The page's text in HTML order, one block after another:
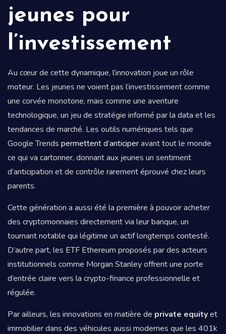
jeunes pour
l’investissement
Au cœur de cette dynamique, l’innovation joue un rôle
moteur. Les jeunes ne voient pas l’investissement comme
une corvée monotone, mais comme une aventure
technologique, un jeu de stratégie informé par la data et les
tendances de marché. Les outils numériques tels que
Google Trends permettent d’anticiperavant tout le monde
ce qui va cartonner, donnant aux jeunes un sentiment
d’anticipation et de contrôle rarement éprouvé chez leurs
parents.
Cette génération a aussi été la première à pouvoir acheter
des cryptomonnaies directement via leur banque, un
tournant notable qui légitime un actif longtemps contesté.
D’autre part, les ETF Ethereum proposés par des acteurs
institutionnels comme Morgan Stanley offrent une porte
d’entrée claire vers la crypto-finance professionnelle et
régulée.
Par ailleurs, les innovations en matière de private equityet
immobilier dans des véhicules aussi modernes que les 401k